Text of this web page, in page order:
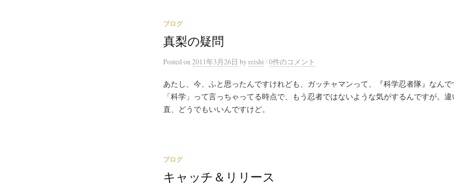
ブログ
真梨の疑問
Postedon 2011年3月26日 by reishi /0件のコメント
あたし、今、ふと思ったんですけれども、ガッチャマンって、『科学忍者隊』なんで
「科学」って言っちゃってる時点で、もう忍者ではないような気がするんですが。
直、どうでもいいんですけど。
ブログ
キャッチ＆リリース